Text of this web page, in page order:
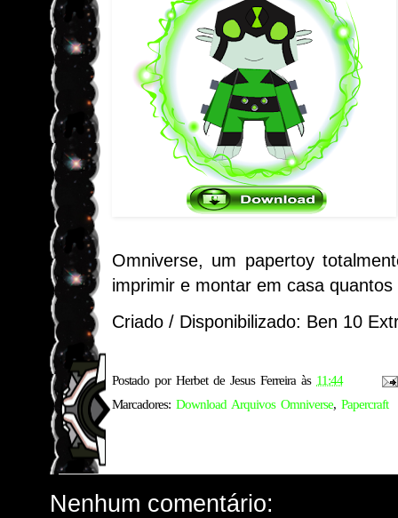
Omniverse, um papertoy
imprimir e montar em casa
Criado / Disponibilizado: Ben 10
Postado por Herbet de Jesus Ferreira às 11:44
Marcadores: Download Arquivos Omniverse, Papercraft
Nenhum comentário: